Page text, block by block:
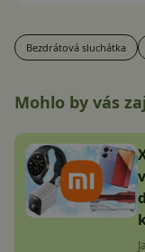
Bezdrátová sluchátka
Mohlo by vás